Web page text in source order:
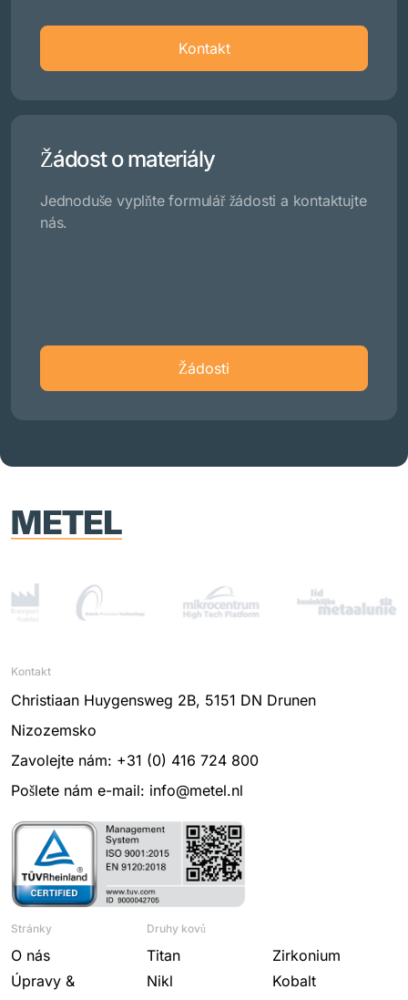
Kontakt
Žádost o materiály
Jednoduše vyplňte formulář žádosti a kontaktujte
nás.
Žádosti
Kontakt
Christiaan Huygensweg 2B, 5151 DN Drunen
Nizozemsko
Zavolejte nám: +31 (0) 416 724 800
Pošlete nám e-mail: info@metel.nl
Stránky
O nás
Úpravy &
Druhy kovů
Titan
Zirkonium
Nikl
Kobalt